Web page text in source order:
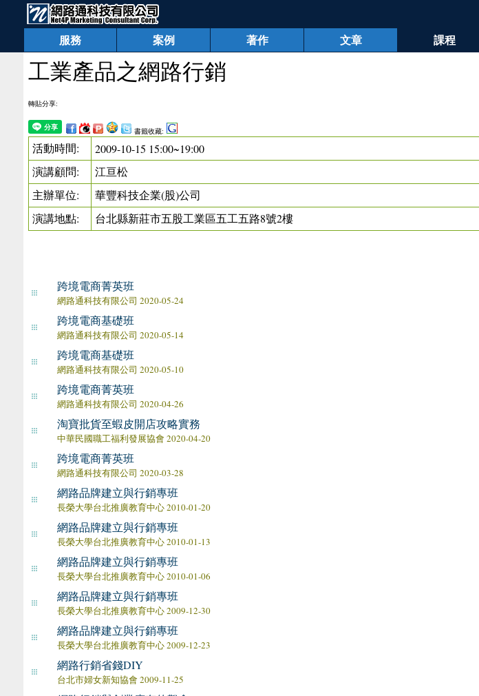
服務 案例 著作 文章 課程
工業產品之網路行銷
轉貼分享:
書籤收藏:
活動時間:
2009-10-15 15:00~19:00
演講顧問:
江亘松
主辦單位:
華豐科技企業(股)公司
演講地點:
台北縣新莊市五股工業區五工五路8號2樓
跨境電商菁英班
網路通科技有限公司 2020-05-24
跨境電商基礎班
網路通科技有限公司 2020-05-14
跨境電商基礎班
網路通科技有限公司 2020-05-10
跨境電商菁英班
網路通科技有限公司 2020-04-26
淘寶批貨至蝦皮開店攻略實務
中華民國職工福利發展協會 2020-04-20
跨境電商菁英班
網路通科技有限公司 2020-03-28
網路品牌建立與行銷專班
長榮大學台北推廣教育中心 2010-01-20
網路品牌建立與行銷專班
長榮大學台北推廣教育中心 2010-01-13
網路品牌建立與行銷專班
長榮大學台北推廣教育中心 2010-01-06
網路品牌建立與行銷專班
長榮大學台北推廣教育中心 2009-12-30
網路品牌建立與行銷專班
長榮大學台北推廣教育中心 2009-12-23
網路行銷省錢DIY
台北市婦女新知協會 2009-11-25